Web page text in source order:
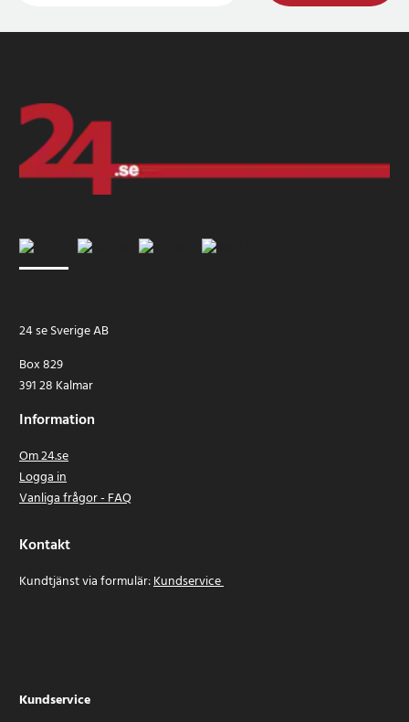
24 se Sverige AB
Box 829
391 28 Kalmar
Information
Om 24.se
Logga in
Vanliga frågor - FAQ
Kontakt
Kundtjänst via formulär:Kundservice
Kundservice